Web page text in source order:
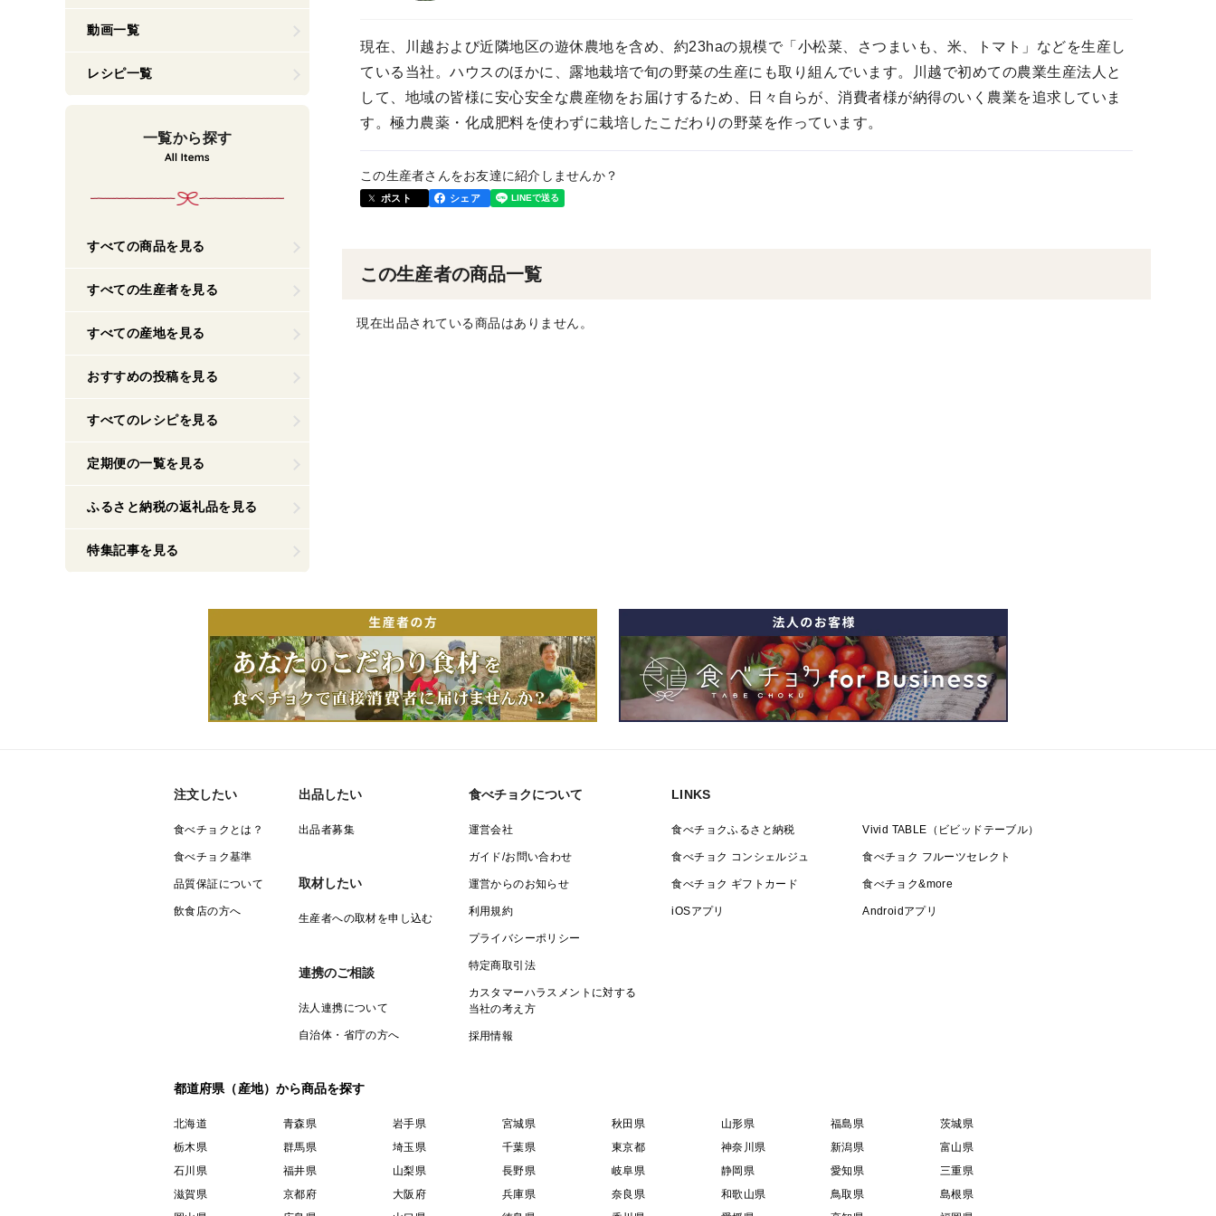
現在、川越および近隣地区の遊休農地を含め、約23haの規模で「小松菜、さつまいも、米、トマト」などを生産し
ている当社。ハウスのほかに、露地栽培で旬の野菜の生産にも取り組んでいます。川越で初めての農業生産法人と
して、地域の皆様に安心安全な農産物をお届けするため、日々自らが、消費者様が納得のいく農業を追求していま
す。極力農薬・化成肥料を使わずに栽培したこだわりの野菜を作っています。
この生産者さんをお友達に紹介しませんか？
ポスト シェア
この生産者の商品一覧
現在出品されている商品はありません。
動画一覧
レシピ一覧
一覧から探す
すべての商品を見る
すべての生産者を見る
すべての産地を見る
おすすめの投稿を見る
すべてのレシピを見る
定期便の一覧を見る
ふるさと納税の返礼品を見る
特集記事を見る
注文したい
食べチョクとは？
食べチョク基準
品質保証について
飲食店の方へ
出品したい
出品者募集
取材したい
生産者への取材を申し込む
連携のご相談
法人連携について
自治体・省庁の方へ
食べチョクについて
運営会社
ガイド/お問い合わせ
運営からのお知らせ
利用規約
プライバシーポリシー
特定商取引法
カスタマーハラスメントに対する
当社の考え方
採用情報
LINKS
食べチョクふるさと納税 Vivid TABLE（ビビッドテーブル）
食べチョク コンシェルジュ 食べチョク フルーツセレクト
食べチョク ギフトカード 食べチョク&more
iOSアプリ Androidアプリ
都道府県（産地）から商品を探す
北海道 青森県 岩手県 宮城県 秋田県 山形県 福島県
茨城県
栃木県
群馬県 埼玉県 千葉県 東京都 神奈川県 新潟県
富山県
石川県
福井県 山梨県 長野県 岐阜県 静岡県 愛知県
三重県
滋賀県
京都府 大阪府 兵庫県 奈良県 和歌山県 鳥取県
島根県